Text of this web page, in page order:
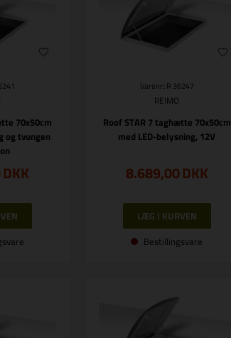
70x50cm
og tvungen
DKK
Varenr.: R 36247
REIMO
Roof STAR 7 taghætte 70x50cm
med LED-belysning, 12V
8.689,00DKK
Bestillingsvare